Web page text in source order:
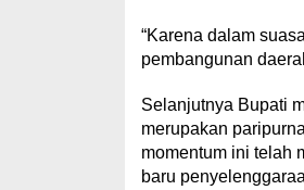
“Karena dalam
pembangunan
Selanjutnya Bupati
merupakan
momentum ini telah
baru